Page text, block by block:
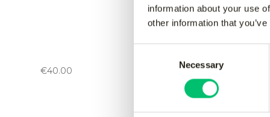
information about your use
other information that
Necessary
Jaipur men performance short-
€40.00
Jaipur